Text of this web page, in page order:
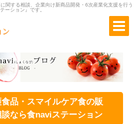
関する相談、企業向け新商品開発・6次産業化支援を行う
ーション』です。
品・スマイルケア食の販
なら食naviステーション